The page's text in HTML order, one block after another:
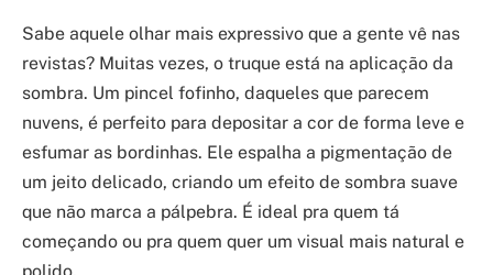
Sabe aquele olhar mais expressivo que a gente vê nas
revistas? Muitas vezes, o truque está na aplicação da
sombra. Um pincel fofinho, daqueles que parecem
nuvens, é perfeito para depositar a cor de forma leve e
esfumar as bordinhas. Ele espalha a pigmentação de
um jeito delicado, criando um efeito de sombra suave
que não marca a pálpebra. É ideal pra quem tá
começando ou pra quem quer um visual mais natural e